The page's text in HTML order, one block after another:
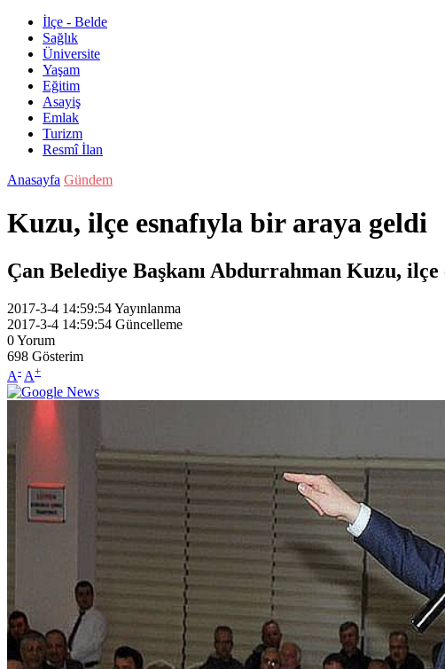
İlçe - Belde
Sağlık
Üniversite
Yaşam
Eğitim
Asayiş
Emlak
Turizm
Resmî İlan
Anasayfa Gündem
Kuzu, ilçe esnafıyla bir araya geldi
Çan Belediye Başkanı Abdurrahman Kuzu,
2017-3-4 14:59:54Yayınlanma
2017-3-4 14:59:54 Güncelleme
0Yorum
698 Gösterim
A- A+